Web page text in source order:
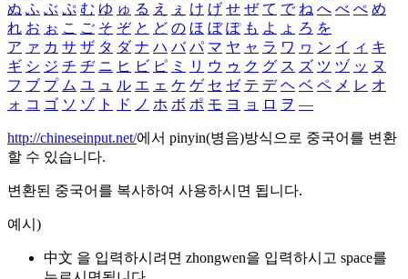
ぬ ふ ぶ ぷ む ゆ ゅ る え ぇ け げ せ ぜ て で ね へ べ ぺ め
れ お ぉ こ ご そ ぞ と ど の ほ ぼ ぽ も よ ょ ろ を
ア ァ カ サ ザ タ ダ ナ ハ バ パ マ ヤ ャ ラ ワ ヮ ン イ ィ キ
ギ シ ジ チ ヂ ニ ヒ ビ ピ ミ リ ウ ゥ ク グ ス ズ ツ ヅ ッ ヌ
フ ブ プ ム ユ ュ ル エ ェ ケ ゲ セ ゼ テ デ ヘ ベ ペ メ レ オ
ォ コ ゴ ソ ゾ ト ド ノ ホ ボ ポ モ ヨ ョ ロ ヲ ―
http://chineseinput.net/에서 pinyin(병음)방식으로 중국어를 변환
할 수 있습니다.
변환된 중국어를 복사하여 사용하시면 됩니다.
예시)
中文 을 입력하시려면 zhongwen을 입력하시고 space를